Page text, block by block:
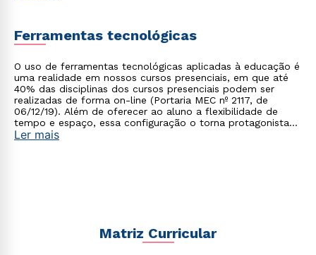
Ferramentas tecnológicas
O uso de ferramentas tecnológicas aplicadas à educação é
uma realidade em nossos cursos presenciais, em que até
40% das disciplinas dos cursos presenciais podem ser
realizadas de forma on-line (Portaria MEC nº 2117, de
06/12/19). Além de oferecer ao aluno a flexibilidade de
tempo e espaço, essa configuração o torna protagonista
no processo de construção do seu conhecimento.
Ler mais
Matriz Curricular